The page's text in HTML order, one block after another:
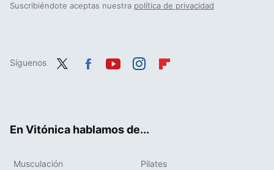
Suscribiéndote aceptas nuestra política de privacidad
Síguenos
En Vitónica hablamos de...
Musculación Pilates